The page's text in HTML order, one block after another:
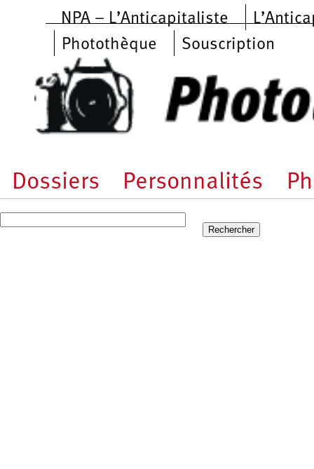
Aller au contenu principal
NPA – L’Anticapitaliste
Photothèque
Souscription
Dossiers Personnalités